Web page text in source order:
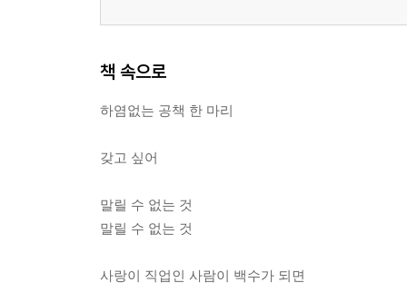
책 속으로
하염없는 공책 한 마리
갖고 싶어
말릴 수 없는 것
말릴 수 없는 것
사랑이 직업인 사람이 백수가 되면